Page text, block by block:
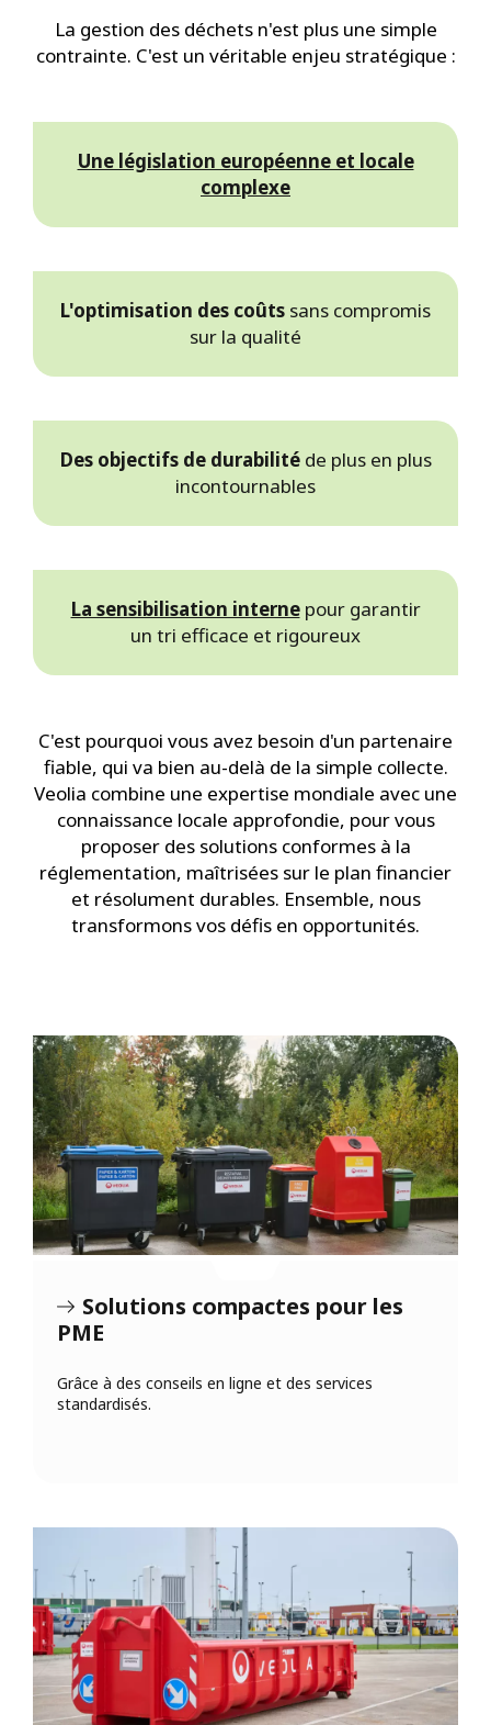
La gestion des déchets n'est plus une simple
contrainte. C'est un véritable enjeu stratégique :
Une législation européenne et locale
complexe
L'optimisation des coûts sans compromis
sur la qualité
Des objectifs de durabilité de plus en plus
incontournables
La sensibilisation interne pour garantir
un tri efficace et rigoureux
C'est pourquoi vous avez besoin d'un partenaire
fiable, qui va bien au-delà de la simple collecte.
Veolia combine une expertise mondiale avec une
connaissance locale approfondie, pour vous
proposer des solutions conformes à la
réglementation, maîtrisées sur le plan financier
et résolument durables. Ensemble, nous
transformons vos défis en opportunités.
Solutions compactes pour les
PME
Grâce à des conseils en ligne et des services
standardisés.